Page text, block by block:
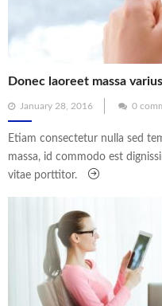
Donec laoreet massa
Posted
on
January 28, 2016 0
Etiam consectetur nulla sed
massa, id commodo est
vitae porttitor.